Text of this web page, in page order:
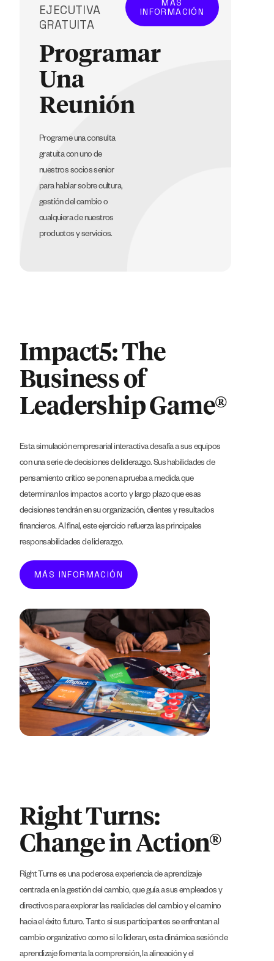
EJECUTIVA
GRATUITA
Programar
Una
Reunión
Programe una consulta
gratuita con uno de
nuestros socios senior
para hablar sobre cultura,
gestión del cambio o
cualquiera de nuestros
productos y servicios.
MÁS
INFORMACIÓN
Impact5: The
Business of
Leadership Game®
Esta simulación empresarial interactiva desafía a sus equipos
con una serie de decisiones de liderazgo. Sus habilidades de
pensamiento crítico se ponen a prueba a medida que
determinan los impactos a corto y largo plazo que esas
decisiones tendrán en su organización, clientes y resultados
financieros. Al final, este ejercicio refuerza las principales
responsabilidades de liderazgo.
MÁS INFORMACIÓN
Right Turns:
Change in Action®
Right Turns es una poderosa experiencia de aprendizaje
centrada en la gestión del cambio, que guía a sus empleados y
directivos para explorar las realidades del cambio y el camino
hacia el éxito futuro. Tanto si sus participantes se enfrentan al
cambio organizativo como si lo lideran, esta dinámica sesión de
aprendizaje fomenta la comprensión, la alineación y el